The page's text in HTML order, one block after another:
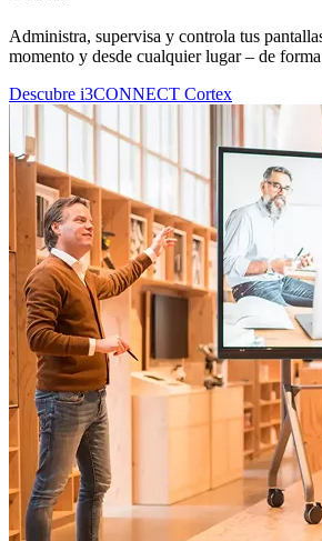
Administra, supervisa y controla tus
momento y desde cualquier lugar – de
Descubre i3CONNECT Cortex